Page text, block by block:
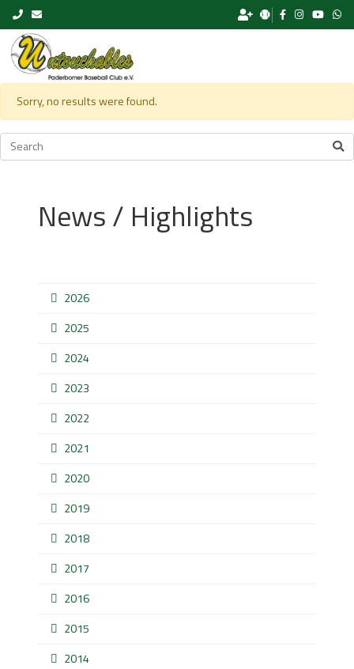
Skip to content
Sorry, no results were found.
News / Highlights
2026
2025
2024
2023
2022
2021
2020
2019
2018
2017
2016
2015
2014